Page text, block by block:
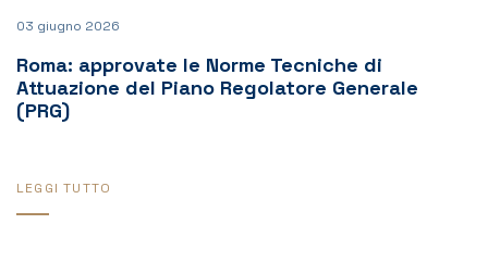
03 giugno 2026
Roma: approvate le Norme Tecniche di
Attuazione del Piano Regolatore Generale
(PRG)
LEGGI TUTTO